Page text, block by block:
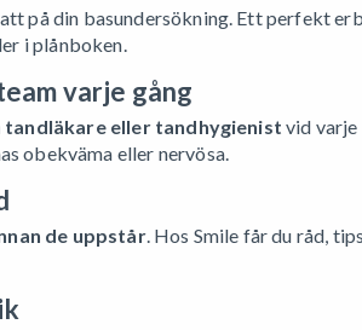
på din basundersökning. Ett perfekt
i plånboken.
varje gång
tandläkare eller tandhygienist vid
obekväma eller nervösa.
de uppstår. Hos Smile får du råd,